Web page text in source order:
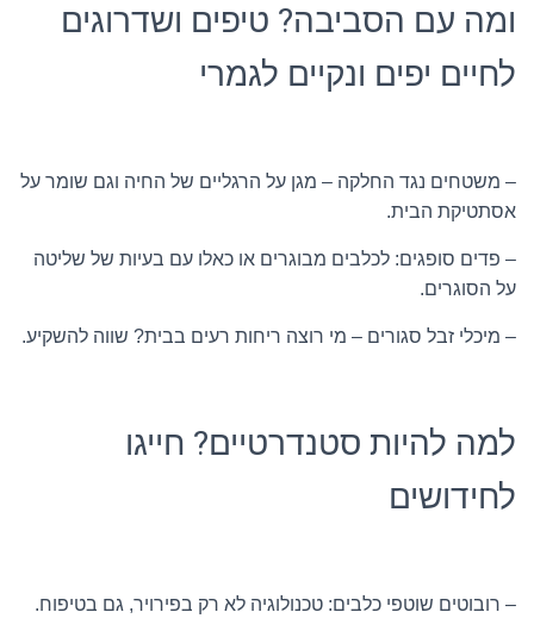
ומה עם הסביבה? טיפים ושדרוגים
לחיים יפים ונקיים לגמרי
– משטחים נגד החלקה – מגן על הרגליים של החיה וגם שומר על
אסתטיקת הבית.
– פדים סופגים: לכלבים מבוגרים או כאלו עם בעיות של שליטה
על הסוגרים.
– מיכלי זבל סגורים – מי רוצה ריחות רעים בבית? שווה להשקיע.
למה להיות סטנדרטיים? חייגו
לחידושים
– רובוטים שוטפי כלבים: טכנולוגיה לא רק בפירויר, גם בטיפוח.